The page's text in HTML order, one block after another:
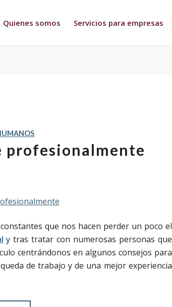
Quienes somos Servicios para empresas
profesionalmente
que nos hacen perder un poco el
y tras tratar con numerosas personas que
centrándonos en algunos consejos para
de trabajo y de una mejor experiencia